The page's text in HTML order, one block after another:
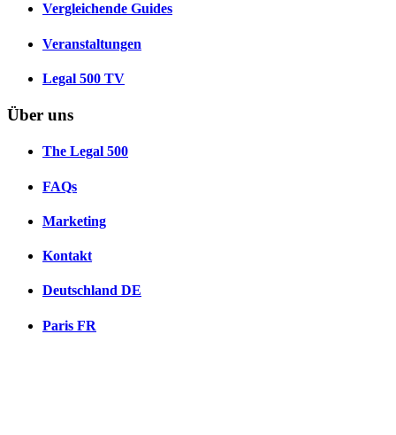
Vergleichende Guides
Veranstaltungen
Legal 500 TV
Über uns
The Legal 500
FAQs
Marketing
Kontakt
Deutschland DE
Paris FR